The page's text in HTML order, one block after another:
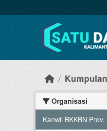
Organisasi
Kanwil BKKBN Prov.